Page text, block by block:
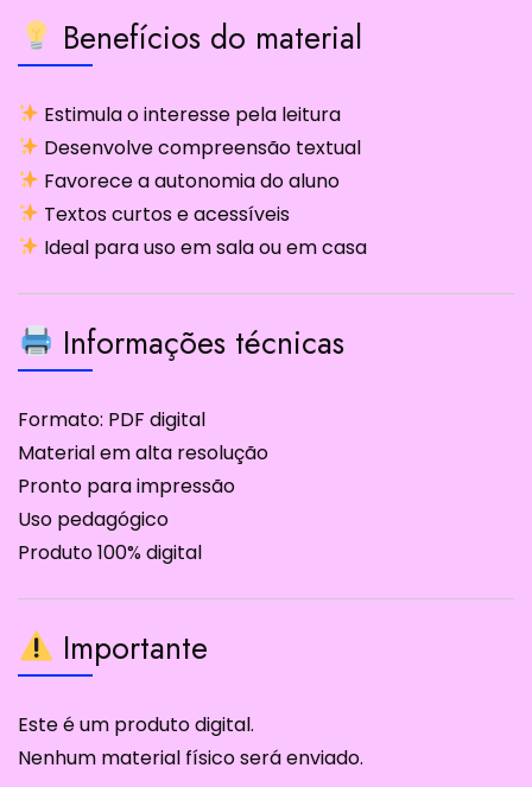
Benefícios do material
Estimula o interesse pela leitura
Desenvolve compreensão textual
Favorece a autonomia do aluno
Textos curtos e acessíveis
Ideal para uso em sala ou em casa
Informações técnicas
Formato: PDF digital
Material em alta resolução
Pronto para impressão
Uso pedagógico
Produto 100% digital
Importante
Este é um produto digital.
Nenhum material físico será enviado.